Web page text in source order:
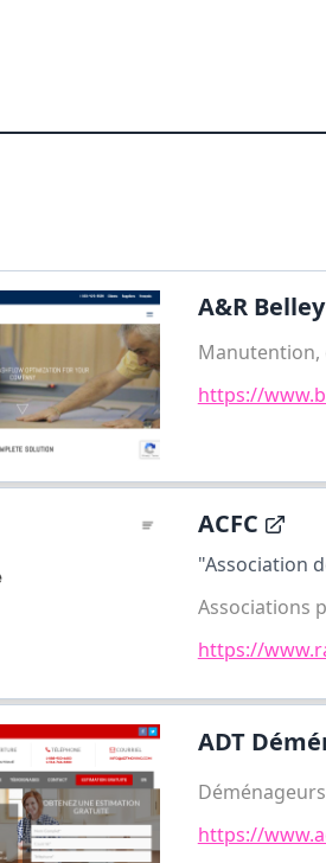
A&R
Manutention,
https://
ACFC
"Association
Associations
https://
ADT
Déménageurs
https://